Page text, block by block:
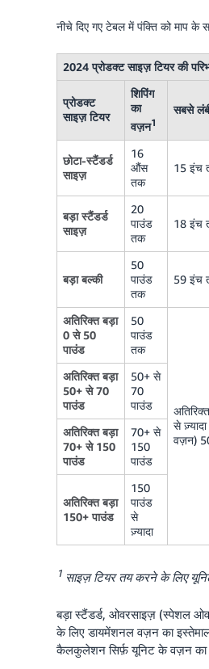
नीचे दिए गए टेबल में पंक्ति को माप
2024 प्रोडक्ट साइज़ टियर की
प्रोडक्ट
साइज़ टियर
शिपिंग
का
वज़न1
सबसे
छोटा-स्टैंडर्ड
साइज़
16
औंस
तक
15 इंच
बड़ा स्टैंडर्ड
साइज़
20
पाउंड
तक
18 इंच
बड़ा बल्की
50
पाउंड
तक
59 इंच
अतिरिक्त बड़ा
0 से 50
पाउंड
50
पाउंड
तक
से
वज़न)
अतिरिक्त बड़ा
50+ से 70
पाउंड
50+ से
70
पाउंड
अतिरिक्त बड़ा
70+ से 150
पाउंड
70+ से
150
पाउंड
अतिरिक्त बड़ा
150+ पाउंड
150
पाउंड
से
ज़्यादा
1 साइज़ टियर तय करने के लिए
बड़ा स्टैंडर्ड, ओवरसाइज़ (स्पेशल
के लिए डायमेंशनल वज़न का
कैलकुलेशन सिर्फ़ यूनिट के वज़न का